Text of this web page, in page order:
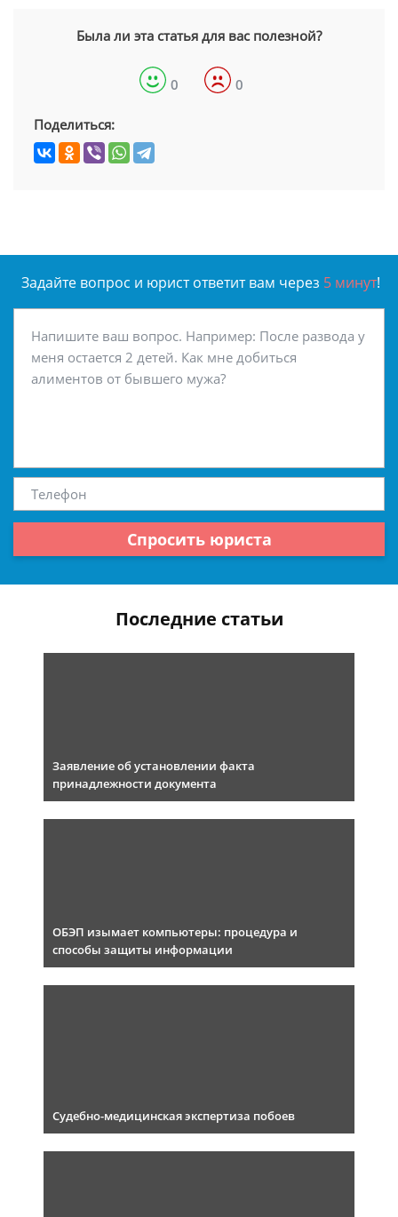
Была ли эта статья для вас полезной?
0 0
Поделиться:
Задайте вопрос и юрист ответит вам через 5 минут!
Спросить юриста
Последние статьи
Заявление об установлении факта
принадлежности документа
ОБЭП изымает компьютеры: процедура и
способы защиты информации
Судебно-медицинская экспертиза побоев